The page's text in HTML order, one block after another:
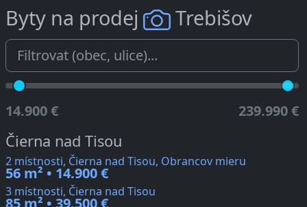
Byty na prodej Trebišov
14.900 € 239.990 €
Čierna nad Tisou
2 místnosti, Čierna nad Tisou, Obrancov mieru
56 m² • 14.900 €
3 místnosti, Čierna nad Tisou